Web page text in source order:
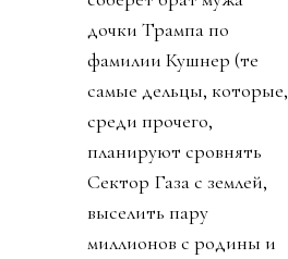
дочки Трампа по
фамилии Кушнер (те
самые дельцы, которые,
среди прочего,
планируют сровнять
Сектор Газа с землей,
выселить пару
миллионов с родины и